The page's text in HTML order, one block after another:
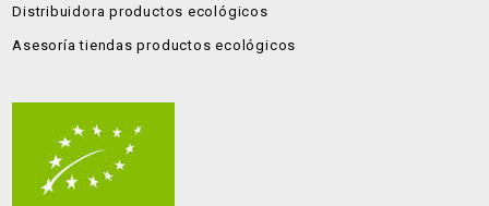
Distribuidora productos ecológicos
Asesoría tiendas productos ecológicos